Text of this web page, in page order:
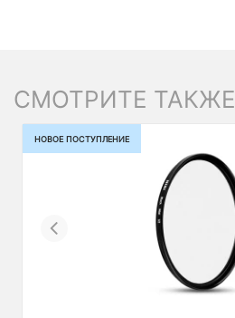
СМОТРИТЕ ТАКЖЕ
НОВОЕ ПОСТУПЛЕНИЕ
Previous